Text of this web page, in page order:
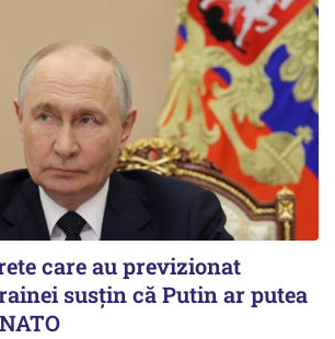
care au previzionat
susțin că Putin ar putea